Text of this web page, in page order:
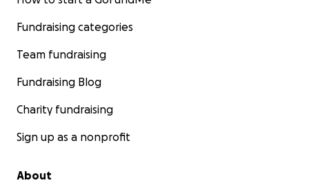
Fundraising categories
Team fundraising
Fundraising Blog
Charity fundraising
Sign up as a nonprofit
About